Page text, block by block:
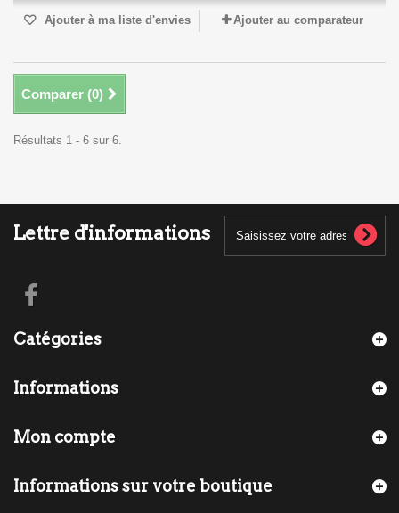
Ajouter à ma liste d'envies Ajouter au comparateur
Comparer (0)
Résultats 1 - 6 sur 6.
Lettre d'informations
Catégories
Informations
Mon compte
Informations sur votre boutique